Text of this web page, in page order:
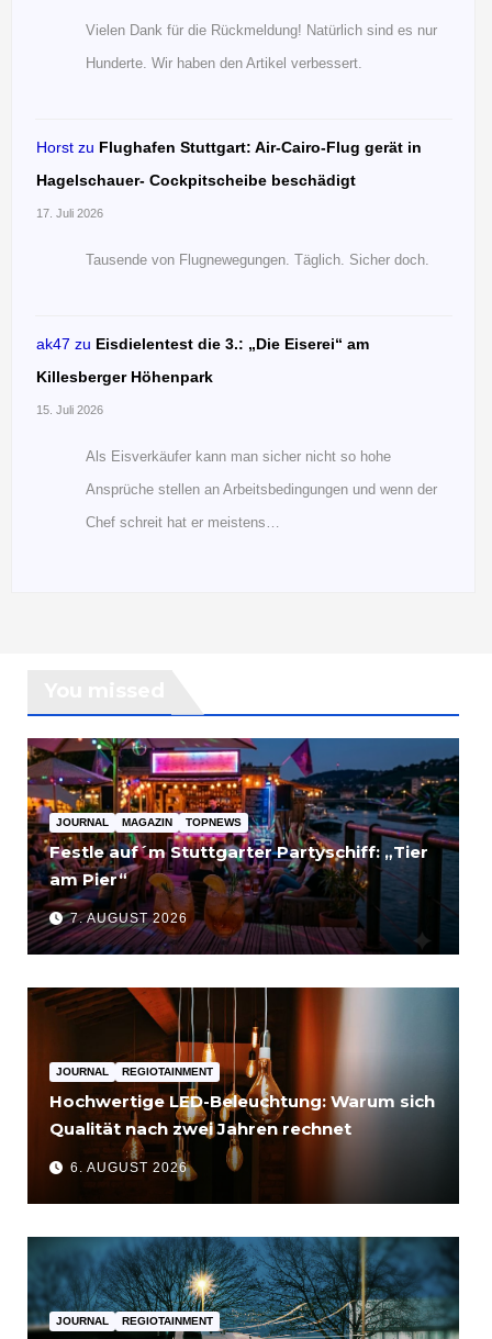
Vielen Dank für die Rückmeldung! Natürlich sind es nur
Hunderte. Wir haben den Artikel verbessert.
Horst zu Flughafen Stuttgart: Air-Cairo-Flug gerät in
Hagelschauer- Cockpitscheibe beschädigt
17. Juli 2026
Tausende von Flugnewegungen. Täglich. Sicher doch.
ak47 zu Eisdielentest die 3.: „Die Eiserei“ am
Killesberger Höhenpark
15. Juli 2026
Als Eisverkäufer kann man sicher nicht so hohe
Ansprüche stellen an Arbeitsbedingungen und wenn der
Chef schreit hat er meistens…
JOURNAL MAGAZIN TOPNEWS
Festle auf´m Stuttgarter Partyschiff: „Tier
am Pier“
7. AUGUST 2026
JOURNAL REGIOTAINMENT
Hochwertige LED-Beleuchtung: Warum sich
Qualität nach zwei Jahren rechnet
6. AUGUST 2026
JOURNAL REGIOTAINMENT